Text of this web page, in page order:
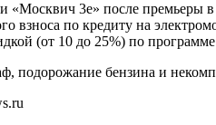
«Москвич 3е» после премьеры в
взноса по кредиту на
(от 10 до 25%) по